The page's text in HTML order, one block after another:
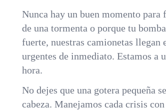
Nunca hay un buen momento para
de una tormenta o porque tu
fuerte, nuestras camionetas llegan
urgentes de inmediato. Estamos
hora.
No dejes que una gotera pequeña
cabeza. Manejamos cada crisis